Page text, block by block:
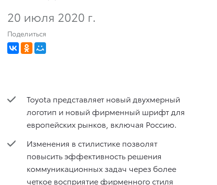
20 июля 2020 г.
Поделиться
Toyota представляет новый двухмерный
логотип и новый фирменный шрифт для
европейских рынков, включая Россию.
Изменения в стилистике позволят
повысить эффективность решения
коммуникационных задач через более
четкое восприятие фирменного стиля